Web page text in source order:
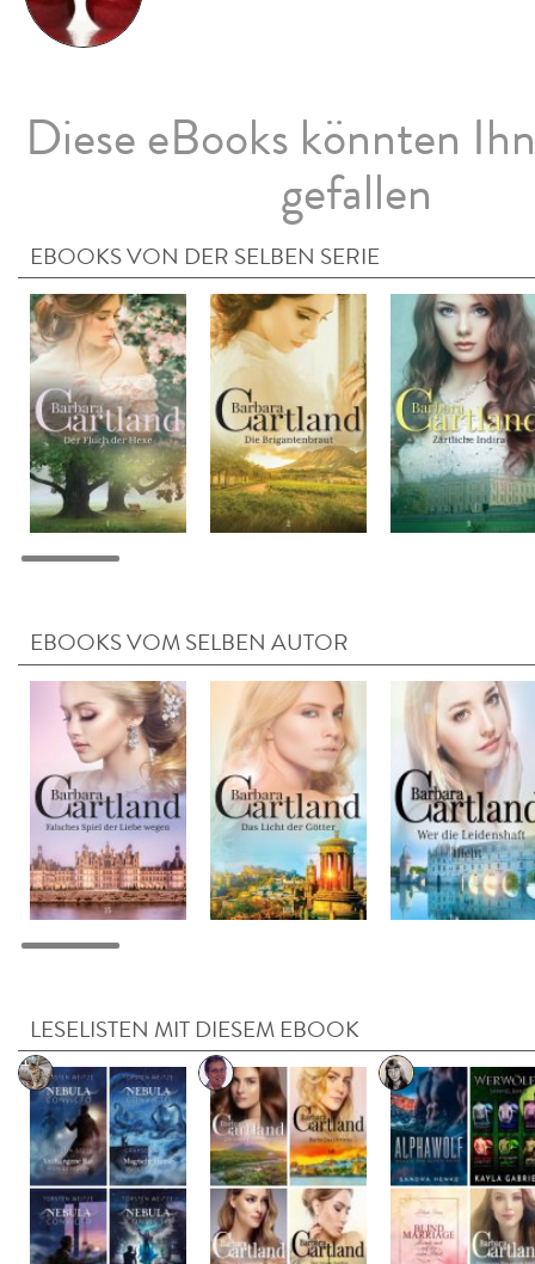
Diese eBooks könnten
gefallen
EBOOKS VON DER SELBEN SERIE
EBOOKS VOM SELBEN AUTOR
LESELISTEN MIT DIESEM EBOOK